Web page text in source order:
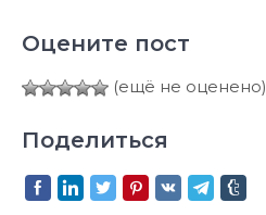
Оцените пост
(ещё не оценено)
Поделиться